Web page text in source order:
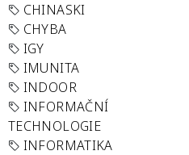
CHINASKI
CHYBA
IGY
IMUNITA
INDOOR
INFORMAČNÍ
TECHNOLOGIE
INFORMATIKA